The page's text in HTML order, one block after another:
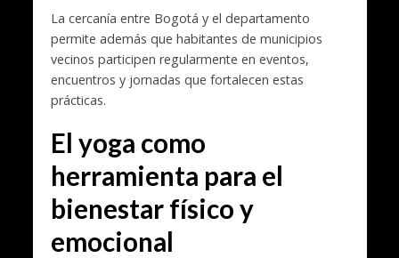
La cercanía entre Bogotá y el departamento
permite además que habitantes de municipios
vecinos participen regularmente en eventos,
encuentros y jornadas que fortalecen estas
prácticas.
El yoga como
herramienta para el
bienestar físico y
emocional